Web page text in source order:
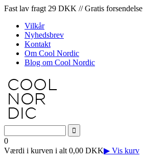
Fast lav fragt 29 DKK // Gratis
Vilkår
Nyhedsbrev
Kontakt
Om Cool Nordic
Blog om Cool Nordic
0
Værdi i kurven i alt 0,00 DKK▶ Vis kurv